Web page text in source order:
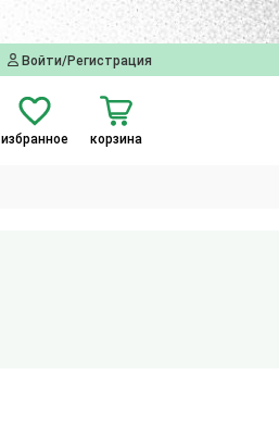
Войти/Регистрация
избранное корзина